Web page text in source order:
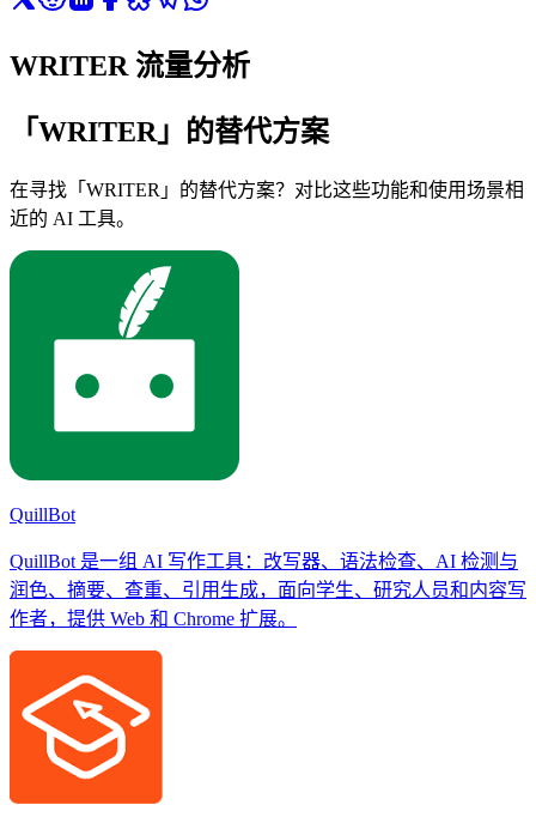
WRITER 流量分析
「WRITER」的替代方案
在寻找「WRITER」的替代方案？对比这些功能和使用场景相
近的 AI 工具。
QuillBot
QuillBot 是一组 AI 写作工具：改写器、语法检查、AI 检测与
润色、摘要、查重、引用生成，面向学生、研究人员和内容写
作者，提供 Web 和 Chrome 扩展。